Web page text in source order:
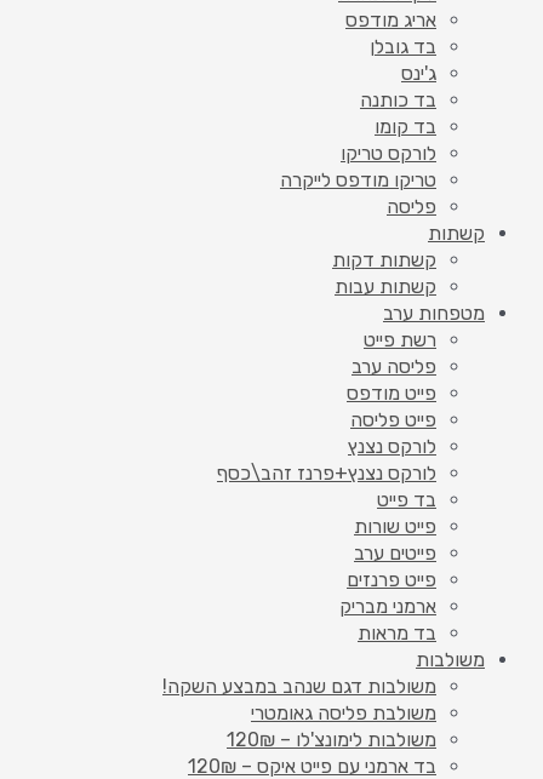
אריג מודפס
בד גובלן
ג'ינס
בד כותנה
בד קומו
לורקס טריקו
טריקו מודפס לייקרה
פליסה
קשתות
קשתות דקות
קשתות עבות
מטפחות ערב
רשת פייט
פליסה ערב
פייט מודפס
פייט פליסה
לורקס נצנץ
לורקס נצנץ+פרנז זהב\כסף
בד פייט
פייט שורות
פייטים ערב
פייט פרנזים
ארמני מבריק
בד מראות
משולבות
משולבות דגם שנהב במבצע השקה!
משולבת פליסה גאומטרי
משולבות לימונצ'לו – 120₪
בד ארמני עם פייט איקס – 120₪